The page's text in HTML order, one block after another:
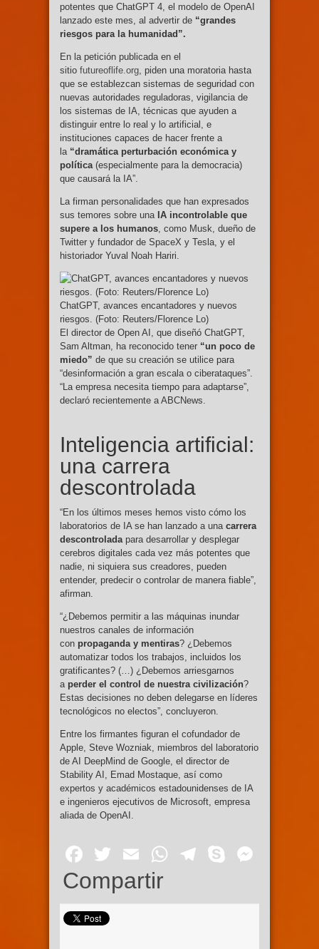
potentes que ChatGPT 4, el modelo de OpenAI
lanzado este mes, al advertir de “grandes
riesgos para la humanidad”.
En la petición publicada en el
sitio futureoflife.org , piden una moratoria hasta
que se establezcan sistemas de seguridad con
nuevas autoridades reguladoras, vigilancia de
los sistemas de IA, técnicas que ayuden a
distinguir entre lo real y lo artificial, e
instituciones capaces de hacer frente a
la “dramática perturbación económica y
política (especialmente para la democracia)
que causará la IA”.
La firman personalidades que han expresados
sus temores sobre una IA incontrolable que
supere a los humanos , como Musk, dueño de
Twitter y fundador de SpaceX y Tesla, y el
historiador Yuval Noah Hariri.
ChatGPT, avances encantadores y nuevos
riesgos. (Foto: Reuters/Florence Lo)
El director de Open AI, que diseñó ChatGPT,
Sam Altman, ha reconocido tener “un poco de
miedo” de que su creación se utilice para
“desinformación a gran escala o ciberataques”.
“La empresa necesita tiempo para adaptarse”,
declaró recientemente a ABCNews.
Inteligencia artificial:
una carrera
descontrolada
“En los últimos meses hemos visto cómo los
laboratorios de IA se han lanzado a una carrera
descontrolada para desarrollar y desplegar
cerebros digitales cada vez más potentes que
nadie, ni siquiera sus creadores, pueden
entender, predecir o controlar de manera fiable”,
afirman.
“¿Debemos permitir a las máquinas inundar
nuestros canales de información
con propaganda y mentiras? ¿Debemos
automatizar todos los trabajos, incluidos los
gratificantes? (…) ¿Debemos arriesgarnos
a perder el control de nuestra civilización?
Estas decisiones no deben delegarse en líderes
tecnológicos no electos”, concluyeron.
Entre los firmantes figuran el cofundador de
Apple, Steve Wozniak, miembros del laboratorio
de AI DeepMind de Google, el director de
Stability AI, Emad Mostaque, así como
expertos y académicos estadounidenses de IA
e ingenieros ejecutivos de Microsoft, empresa
aliada de OpenAI.
Facebook
Twitter
EmailWhatsApp
Telegram
Skype
Compartir